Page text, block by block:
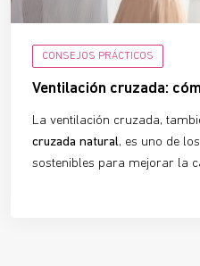
CONSEJOS PRÁCTICOS
Ventilación cruzada:
La ventilación cruzada,
cruzada natural, es uno de
sostenibles para mejorar la